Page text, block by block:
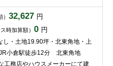
32,627 円
時加算額） 0 円
し・土地19.90坪・北東角地・上
小倉駅徒歩12分 北東角地
工務店やハウスメーカーにて建